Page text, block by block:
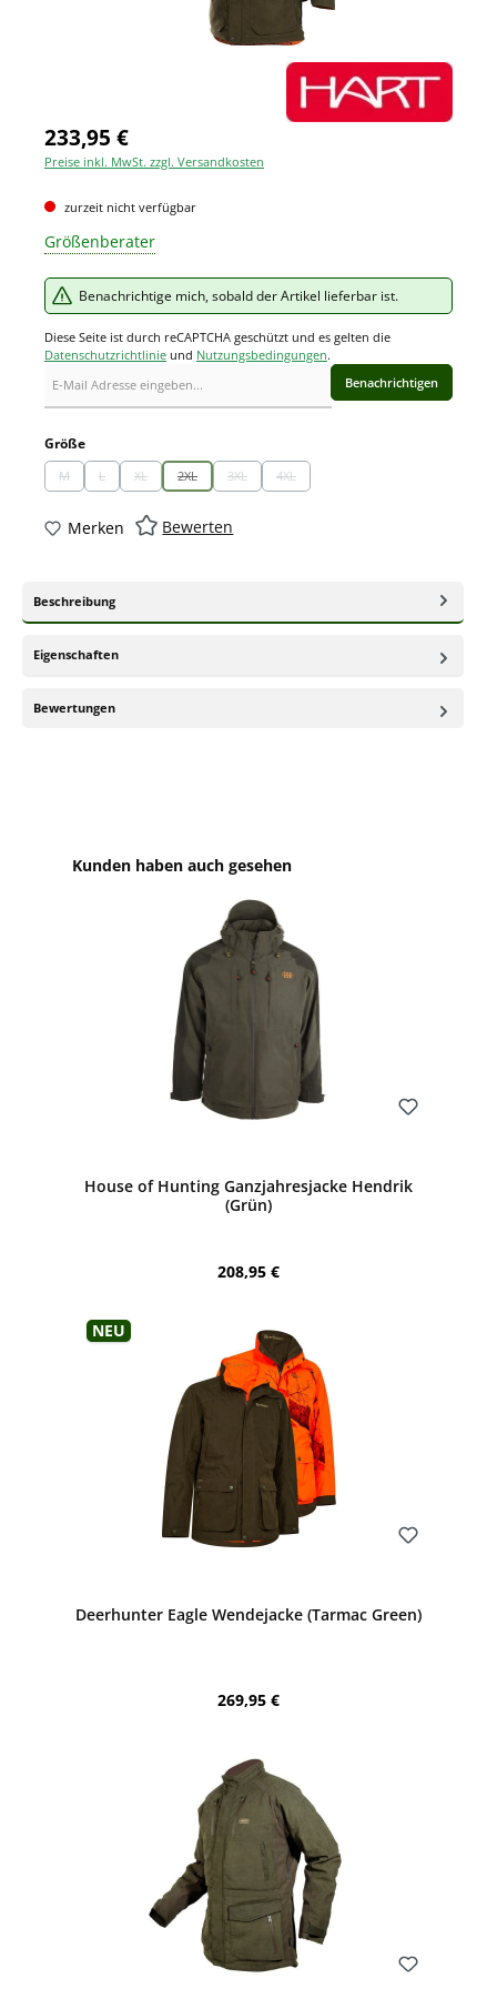
233,95 €
Preise inkl. MwSt. zzgl. Versandkosten
zurzeit nicht verfügbar
Größenberater
Benachrichtige mich, sobald der Artikel lieferbar ist.
Diese Seite ist durch reCAPTCHA geschützt und es gelten die
Datenschutzrichtlinie und Nutzungsbedingungen.
Benachrichtigen
Größeauswählen
M
(Diese Option ist zurzeit nicht verfügbar.)
L
(Diese Option ist zurzeit nicht verfügbar.)
XL
(Diese Option ist zurzeit nicht verfügbar.)
2XL
(Diese Option ist zurzeit nicht verfügbar.)
3XL
(Diese Option ist zurzeit nicht verfügbar.)
4XL
(Diese Option ist zurzeit nicht
Merken Bewerten
Beschreibung
Eigenschaften
Bewertungen
Produktgalerie überspringen
Kunden haben auch gesehen
House of Hunting Ganzjahresjacke Hendrik
(Grün)
Regulärer Preis:
208,95 €
Neu
Deerhunter Eagle Wendejacke (Tarmac Green)
Regulärer Preis:
269,95 €